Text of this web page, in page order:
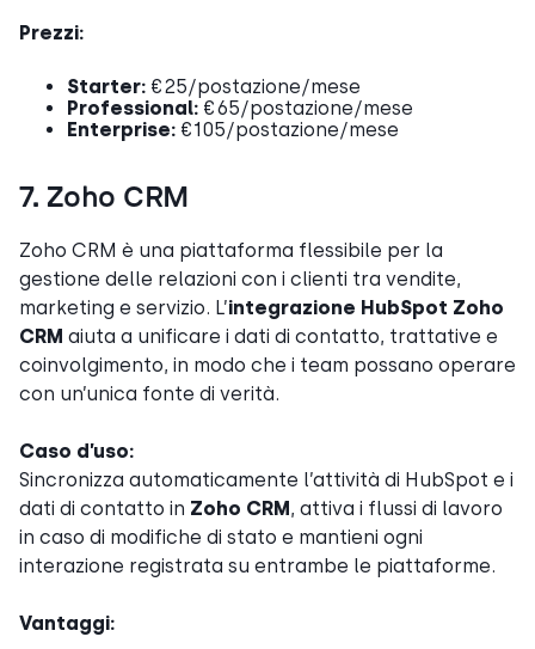
Prezzi:
Starter: €25/postazione/mese
Professional: €65/postazione/mese
Enterprise: €105/postazione/mese
7. Zoho CRM
Zoho CRM è una piattaforma flessibile per la
gestione delle relazioni con i clienti tra vendite,
marketing e servizio. L’integrazione HubSpot Zoho
CRM aiuta a unificare i dati di contatto, trattative e
coinvolgimento, in modo che i team possano operare
con un’unica fonte di verità.
Caso d’uso:
Sincronizza automaticamente l’attività di HubSpot e i
dati di contatto in Zoho CRM, attiva i flussi di lavoro
in caso di modifiche di stato e mantieni ogni
interazione registrata su entrambe le piattaforme.
Vantaggi: